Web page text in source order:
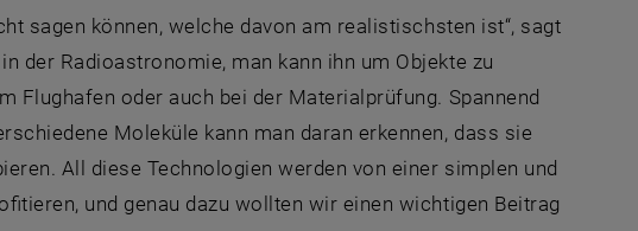
sagen können, welche davon am realistischsten ist“, sagt
der Radioastronomie, man kann ihn um Objekte zu
Flughafen oder auch bei der Materialprüfung. Spannend
Moleküle kann man daran erkennen, dass sie
All diese Technologien werden von einer simplen und
und genau dazu wollten wir einen wichtigen Beitrag